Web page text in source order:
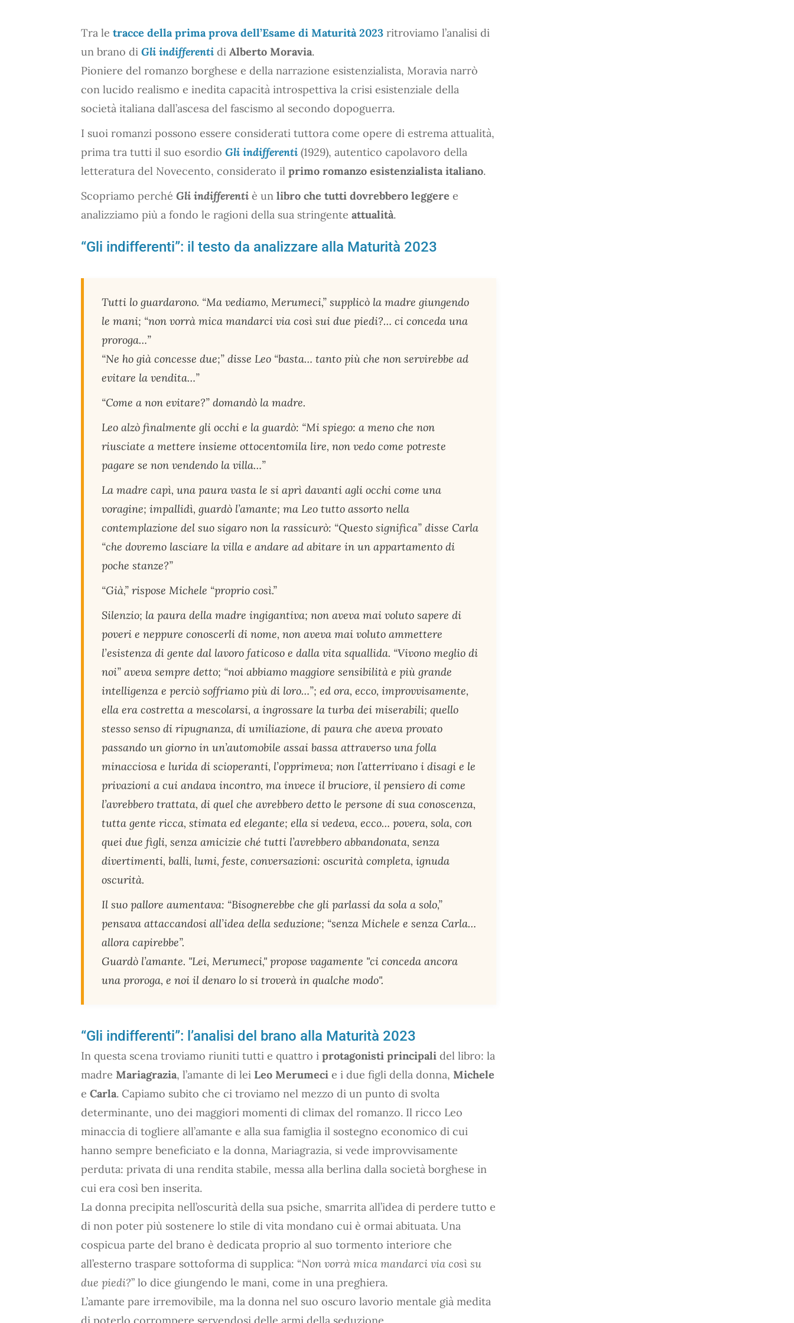
Tra le tracce della prima prova dell’Esame di Maturità 2023 ritroviamo l’analisi di
un brano di Gli indifferenti di Alberto Moravia.
Pioniere del romanzo borghese e della narrazione esistenzialista, Moravia narrò
con lucido realismo e inedita capacità introspettiva la crisi esistenziale della
società italiana dall’ascesa del fascismo al secondo dopoguerra.
I suoi romanzi possono essere considerati tuttora come opere di estrema attualità,
prima tra tutti il suo esordio Gli indifferenti (1929), autentico capolavoro della
letteratura del Novecento, considerato il primo romanzo esistenzialista italiano.
Scopriamo perché Gli indifferenti è un libro che tutti dovrebbero leggere e
analizziamo più a fondo le ragioni della sua stringente attualità.
“Gli indifferenti”: il testo da analizzare alla Maturità 2023
Tutti lo guardarono. “Ma vediamo, Merumeci,” supplicò la madre giungendo
le mani; “non vorrà mica mandarci via così sui due piedi?… ci conceda una
proroga…”
“Ne ho già concesse due;” disse Leo “basta… tanto più che non servirebbe ad
evitare la vendita…”
“Come a non evitare?” domandò la madre.
Leo alzò finalmente gli occhi e la guardò: “Mi spiego: a meno che non
riusciate a mettere insieme ottocentomila lire, non vedo come potreste
pagare se non vendendo la villa…”
La madre capì, una paura vasta le si aprì davanti agli occhi come una
voragine; impallidì, guardò l’amante; ma Leo tutto assorto nella
contemplazione del suo sigaro non la rassicurò: “Questo significa” disse Carla
“che dovremo lasciare la villa e andare ad abitare in un appartamento di
poche stanze?”
“Già,” rispose Michele “proprio così.”
Silenzio; la paura della madre ingigantiva; non aveva mai voluto sapere di
poveri e neppure conoscerli di nome, non aveva mai voluto ammettere
l’esistenza di gente dal lavoro faticoso e dalla vita squallida. “Vivono meglio di
noi” aveva sempre detto; “noi abbiamo maggiore sensibilità e più grande
intelligenza e perciò soffriamo più di loro…”; ed ora, ecco, improvvisamente,
ella era costretta a mescolarsi, a ingrossare la turba dei miserabili; quello
stesso senso di ripugnanza, di umiliazione, di paura che aveva provato
passando un giorno in un’automobile assai bassa attraverso una folla
minacciosa e lurida di scioperanti, l’opprimeva; non l’atterrivano i disagi e le
privazioni a cui andava incontro, ma invece il bruciore, il pensiero di come
l’avrebbero trattata, di quel che avrebbero detto le persone di sua conoscenza,
tutta gente ricca, stimata ed elegante; ella si vedeva, ecco… povera, sola, con
quei due figli, senza amicizie ché tutti l’avrebbero abbandonata, senza
divertimenti, balli, lumi, feste, conversazioni: oscurità completa, ignuda
oscurità.
Il suo pallore aumentava: “Bisognerebbe che gli parlassi da sola a solo,”
pensava attaccandosi all’idea della seduzione; “senza Michele e senza Carla…
allora capirebbe”.
Guardò l’amante. "Lei, Merumeci," propose vagamente "ci conceda ancora
una proroga, e noi il denaro lo si troverà in qualche modo".
“Gli indifferenti”: l’analisi del brano alla Maturità 2023
In questa scena troviamo riuniti tutti e quattro i protagonisti principali del libro: la
madre Mariagrazia, l’amante di lei Leo Merumeci e i due figli della donna, Michele
e Carla. Capiamo subito che ci troviamo nel mezzo di un punto di svolta
determinante, uno dei maggiori momenti di climax del romanzo. Il ricco Leo
minaccia di togliere all’amante e alla sua famiglia il sostegno economico di cui
hanno sempre beneficiato e la donna, Mariagrazia, si vede improvvisamente
perduta: privata di una rendita stabile, messa alla berlina dalla società borghese in
cui era così ben inserita.
La donna precipita nell’oscurità della sua psiche, smarrita all’idea di perdere tutto e
di non poter più sostenere lo stile di vita mondano cui è ormai abituata. Una
cospicua parte del brano è dedicata proprio al suo tormento interiore che
all’esterno traspare sottoforma di supplica: “Non vorrà mica mandarci via così su
due piedi?” lo dice giungendo le mani, come in una preghiera.
L’amante pare irremovibile, ma la donna nel suo oscuro lavorio mentale già medita